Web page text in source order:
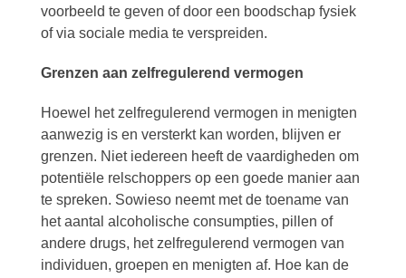
voorbeeld te geven of door een boodschap fysiek
of via sociale media te verspreiden.
Grenzen aan zelfregulerend vermogen
Hoewel het zelfregulerend vermogen in menigten
aanwezig is en versterkt kan worden, blijven er
grenzen. Niet iedereen heeft de vaardigheden om
potentiële relschoppers op een goede manier aan
te spreken. Sowieso neemt met de toename van
het aantal alcoholische consumpties, pillen of
andere drugs, het zelfregulerend vermogen van
individuen, groepen en menigten af. Hoe kan de